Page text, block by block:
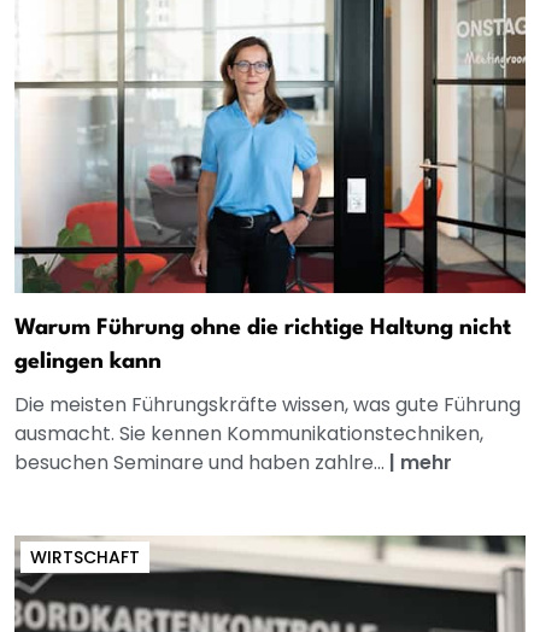
Warum Führung ohne die richtige Haltung nicht
gelingen kann
Die meisten Führungskräfte wissen, was gute Führung
ausmacht. Sie kennen Kommunikationstechniken,
besuchen Seminare und haben zahlre... | mehr
WIRTSCHAFT